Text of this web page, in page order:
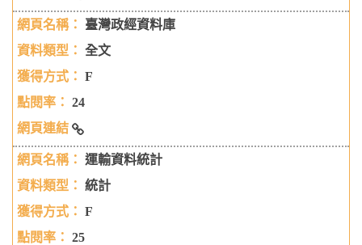
全國期刊及西文科技圖書聯合目錄
臺灣政經資料庫
全文
F
24
臺灣政經資料庫
運輸資料統計
統計
F
25